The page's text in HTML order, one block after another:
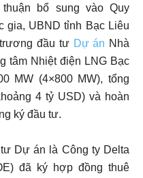
bổ sung vào Quy
gia, UBND tỉnh Bạc Liêu
đầu tư Dự án Nhà
tâm Nhiệt điện LNG Bạc
MW (4×800 MW), tổng
4 tỷ USD) và hoàn
ký đầu tư.
Dự án là Công ty Delta
đã ký hợp đồng thuê